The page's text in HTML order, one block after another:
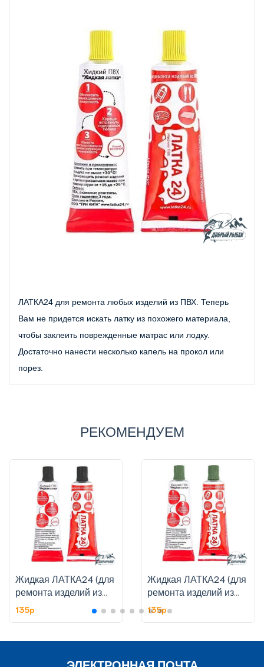
ЛАТКА24 для ремонта любых изделий из ПВХ. Теперь
Вам не придется искать латку из похожего материала,
чтобы заклеить поврежденные матрас или лодку.
Достаточно нанести несколько капель на прокол или
порез.
РЕКОМЕНДУЕМ
Жидкая ЛАТКА24 (для
ремонта изделий из
ПВХ), 25 гр., цвет
черный
135p
Жидкая ЛАТКА24 (для
ремонта изделий из
ПВХ), 25 гр., цвет
болотный (хаки)
135p
ЭЛЕКТРОННАЯ ПОЧТА